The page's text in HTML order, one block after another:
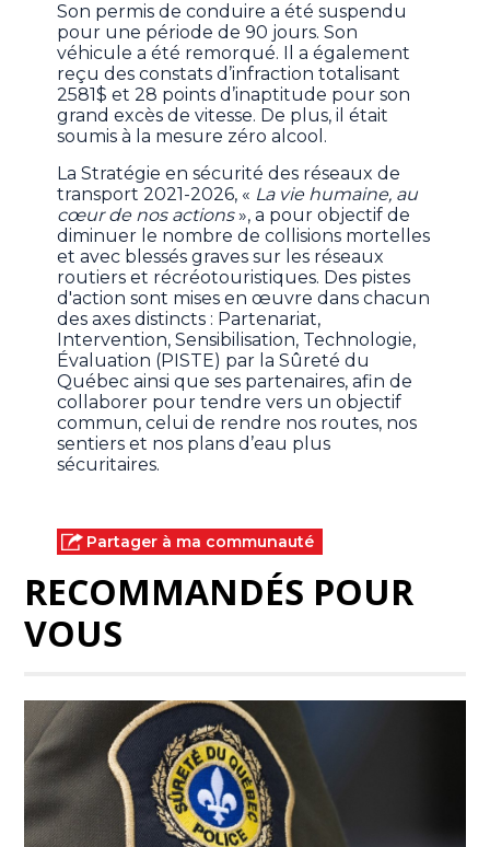
Son permis de conduire a été suspendu
pour une période de 90 jours. Son
véhicule a été remorqué. Il a également
reçu des constats d’infraction totalisant
2581$ et 28 points d’inaptitude pour son
grand excès de vitesse. De plus, il était
soumis à la mesure zéro alcool.
La Stratégie en sécurité des réseaux de
transport 2021-2026, « La vie humaine, au
cœur de nos actions», a pour objectif de
diminuer le nombre de collisions mortelles
et avec blessés graves sur les réseaux
routiers et récréotouristiques. Des pistes
d'action sont mises en œuvre dans chacun
des axes distincts : Partenariat,
Intervention, Sensibilisation, Technologie,
Évaluation (PISTE) par la Sûreté du
Québec ainsi que ses partenaires, afin de
collaborer pour tendre vers un objectif
commun, celui de rendre nos routes, nos
sentiers et nos plans d’eau plus
sécuritaires.
Partager à ma communauté
RECOMMANDÉS POUR
VOUS